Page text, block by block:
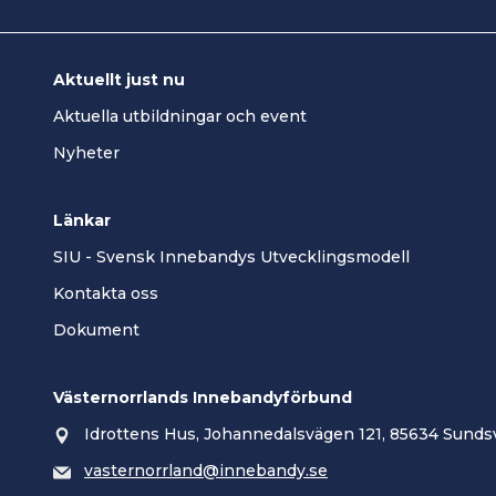
Aktuellt just nu
Aktuella utbildningar och event
Nyheter
Länkar
SIU - Svensk Innebandys Utvecklingsmodell
Kontakta oss
Dokument
Västernorrlands Innebandyförbund
Idrottens Hus, Johannedalsvägen 121, 85634
vasternorrland@innebandy.se